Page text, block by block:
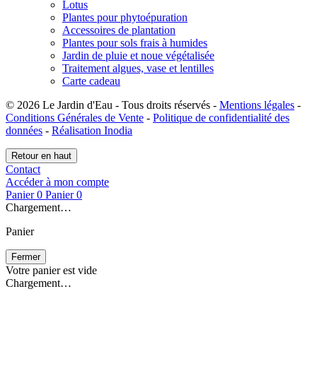
Lotus
Plantes pour phytoépuration
Accessoires de plantation
Plantes pour sols frais à humides
Jardin de pluie et noue végétalisée
Traitement algues, vase et lentilles
Carte cadeau
© 2026 Le Jardin d'Eau - Tous droits réservés - Mentions légales -
Conditions Générales de Vente - Politique de confidentialité des
données - Réalisation Inodia
Retour en haut
Contact
Accéder à mon compte
Panier 0 Panier 0
Chargement…
Panier
Fermer
Votre panier est vide
Chargement…